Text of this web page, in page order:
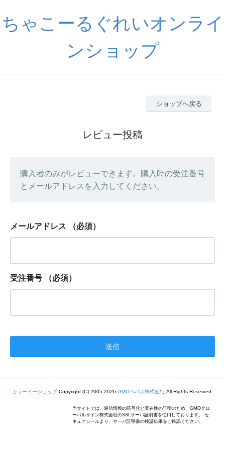
ちゃこーるぐれいオンライ
ンショップ
ショップへ戻る
レビュー投稿
購入者のみがレビューできます。購入時の受注番号
とメールアドレスを入力してください。
メールアドレス （必須）
受注番号 （必須）
カラーミーショップCopyright (C) 2005-2026 GMOペパボ株式会社 All Rights Reserved.
当サイトでは、通信情報の暗号化と実在性の証明のため、GMOグロ
ーバルサイン株式会社のSSLサーバ証明書を使用しております。 セ
キュアシールより、サーバ証明書の検証結果をご確認ください。